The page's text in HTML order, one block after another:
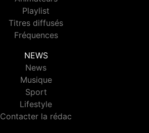
Playlist
Titres diffusés
Fréquences
NEWS
News
Musique
Sport
Lifestyle
Contacter la rédac